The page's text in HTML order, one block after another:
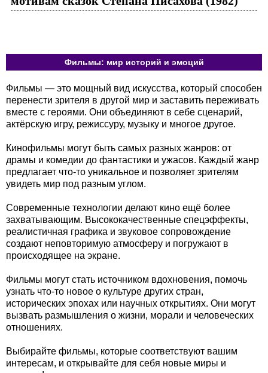
Фильмы: мир историй и эмоций
Фильмы — это мощный вид искусства, который способен
перенести зрителя в другой мир и заставить переживать
вместе с героями. Они объединяют в себе сценарий,
актёрскую игру, режиссуру, музыку и многое другое.
Кинофильмы могут быть самых разных жанров: от
драмы и комедии до фантастики и ужасов. Каждый жанр
предлагает что-то уникальное и позволяет зрителям
увидеть мир под разным углом.
Современные технологии делают кино ещё более
захватывающим. Высококачественные спецэффекты,
реалистичная графика и звуковое сопровождение
создают неповторимую атмосферу и погружают в
происходящее на экране.
Фильмы могут стать источником вдохновения, помочь
узнать что-то новое о культуре других стран,
исторических эпохах или научных открытиях. Они могут
вызвать размышления о жизни, морали и человеческих
отношениях.
Выбирайте фильмы, которые соответствуют вашим
интересам, и открывайте для себя новые миры и